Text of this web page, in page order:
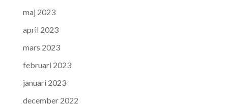
maj 2023
april 2023
mars 2023
februari 2023
januari 2023
december 2022